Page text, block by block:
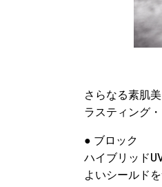
さらなる素肌
ラスティング
● ブロック
ハイブリッド
よいシールド